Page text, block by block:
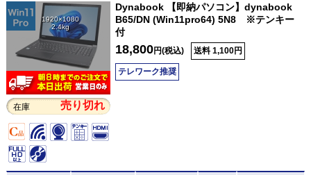
1920×1080
2.4kg
在庫 売り切れ
Dynabook 【即納パソコン】dynabook
B65/DN (Win11pro64) 5N8 ※テンキー
付
18,800円(税込) 送料 1,100円
テレワーク推奨